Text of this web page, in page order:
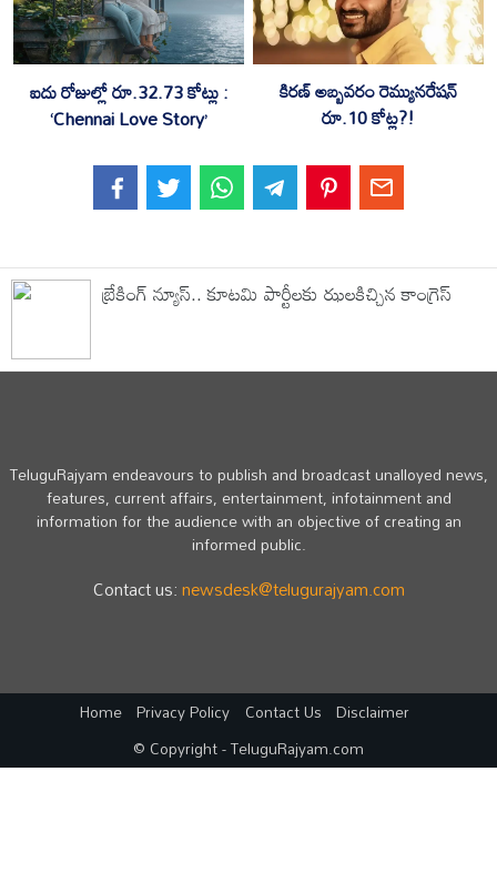
ఐదు రోజుల్లో రూ.32.73 కోట్లు :
‘Chennai Love Story’
కిరణ్ అబ్బవరం రెమ్యునరేషన్
రూ.10 కోట్ల?!
బ్రేకింగ్ న్యూస్.. కూటమి పార్టీలకు ఝలకిచ్చిన కాంగ్రెస్
TeluguRajyam endeavours to publish and broadcast unalloyed news,
features, current affairs, entertainment, infotainment and
information for the audience with an objective of creating an
informed public.
Contact us:newsdesk@telugurajyam.com
Home Privacy Policy Contact Us Disclaimer
© Copyright - TeluguRajyam.com